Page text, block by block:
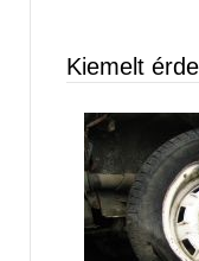
Kiemelt